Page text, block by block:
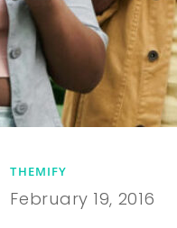
THEMIFY
February 19, 2016